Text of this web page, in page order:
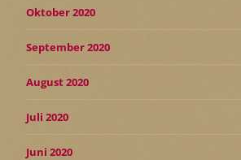
Oktober 2020
September 2020
August 2020
Juli 2020
Juni 2020